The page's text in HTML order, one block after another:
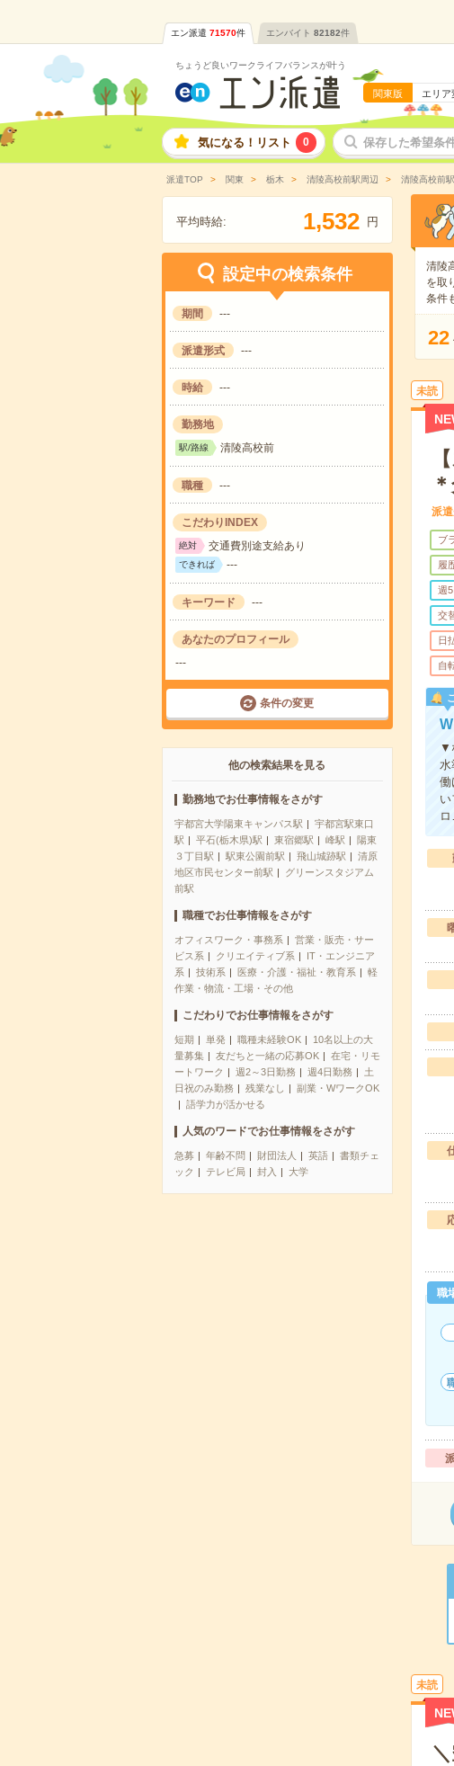
エン派遣 71570件 エンバイト 82182件
ちょうど良いワークライフバランスが叶う
関東版 エリア
気になる！リスト 0 保存した希望条
派遣TOP 関東 栃木 清陵高校前駅周辺 清陵高校前
平均時給: 1,532 円
設定中の検索条件
期間 ---
派遣形式 ---
時給 ---
勤務地
駅/路線 清陵高校前
職種 ---
こだわりINDEX
絶対 交通費別途支給あり
できれば ---
キーワード ---
あなたのプロフィール
---
条件の変更
他の検索結果を見る
勤務地でお仕事情報をさがす
宇都宮大学陽東キャンパス駅
宇都宮駅東口
駅
平石(栃木県)駅 東宿郷駅 峰駅
陽東
３丁目駅
駅東公園前駅 飛山城跡駅
清原
地区市民センター前駅
グリーンスタジアム
前駅
職種でお仕事情報をさがす
オフィスワーク・事務系
営業・販売・サー
ビス系
クリエイティブ系
IT・エンジニア
系
技術系 医療・介護・福祉・教育系
軽
作業・物流・工場・その他
こだわりでお仕事情報をさがす
短期 単発 職種未経験OK
10名以上の大
量募集
友だちと一緒の応募OK
在宅・リモ
ートワーク
週2～3日勤務 週4日勤務
土
日祝のみ勤務
残業なし
副業・WワークOK
語学力が活かせる
人気のワードでお仕事情報をさがす
急募 年齢不問 財団法人 英語
書類チェ
ック
テレビ局 封入 大学
清陵
を取
条件
22
未読
派
ブ
履
週
交
日
自
▼
水
働
職
未読